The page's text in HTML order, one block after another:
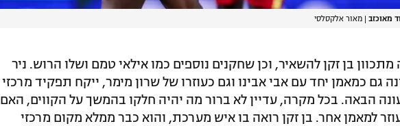
מאוכזב | מאור אלקסלסי
מתכוון בן זקן להשאיר, וכן שחקנים נוספים כמו אילאי טמם ושלו הרוש. ניר
גם כמאמן יחד עם אבי אבינו וגם כעוזרו של שרון מימר, ייקח תפקיד מרכזי
הבאה. בכל מקרה, עדיין לא ברור מה יהיה חלקו בהמשך על הקווים, האם
למאמן אחר. בן זקן רואה בו איש מערכת, והוא כבר ממלא מקום מרכזי